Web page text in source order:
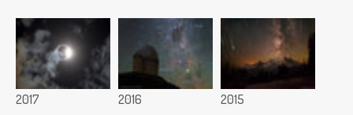
2017 2016 2015